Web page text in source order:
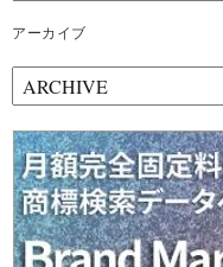
アーカイブ
ー
カ
イ
ブ